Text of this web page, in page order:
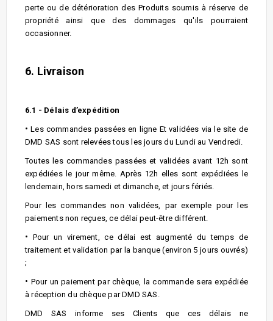
perte ou de détérioration des Produits soumis à réserve de
propriété ainsi que des dommages qu'ils pourraient
occasionner.
6. Livraison
6.1 - Délais d’expédition
•Les commandes passées en ligne Et validées via le site de
DMD SAS sont relevées tous les jours du Lundi au Vendredi.
Toutes les commandes passées et validées avant 12h sont
expédiées le jour même. Après 12h elles sont expédiées le
lendemain, hors samedi et dimanche, et jours fériés.
Pour les commandes non validées, par exemple pour les
paiements non reçues, ce délai peut-être différent.
• Pour un virement, ce délai est augmenté du temps de
traitement et validation par la banque (environ 5 jours ouvrés)
;
• Pour un paiement par chèque, la commande sera expédiée
à réception du chèque par DMD SAS.
DMD SAS informe ses Clients que ces délais ne